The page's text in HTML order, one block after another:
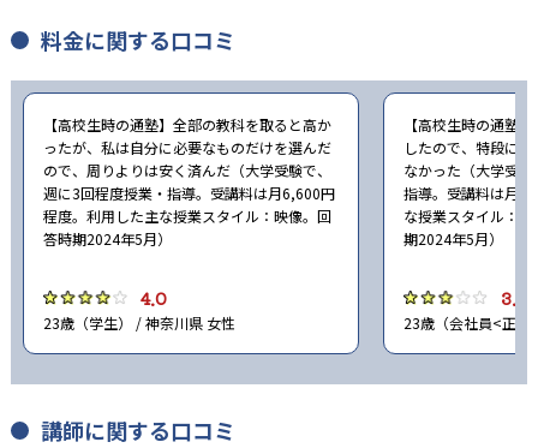
料金に関する口コミ
【高校生時の通塾】全部の教科を取ると高か
ったが、私は自分に必要なものだけを選んだ
ので、周りよりは安く済んだ（大学受験で、
週に3回程度授業・指導。受講料は月6,600円
程度。利用した主な授業スタイル：映像。回
答時期2024年5月）
4.0
23歳（学生） / 神奈川県 女性
【高校生時の通塾
したので、特段に
なかった（大学受
指導。受講料は月
な授業スタイル：
期2024年5月）
3.0
23歳（会社員<正社
講師に関する口コミ